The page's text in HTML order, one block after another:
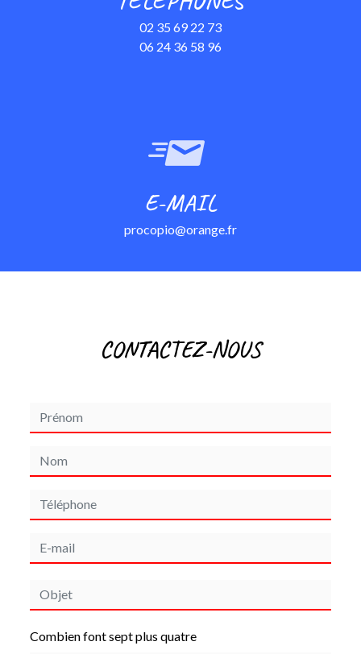
02 35 69 22 73
06 24 36 58 96
E-MAIL
procopio@orange.fr
CONTACTEZ-NOUS
Combien font sept plus quatre